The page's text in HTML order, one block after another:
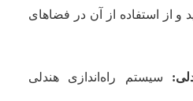
و از استفاده از آن در فضاهای
سیستم راه‌اندازی هندلی